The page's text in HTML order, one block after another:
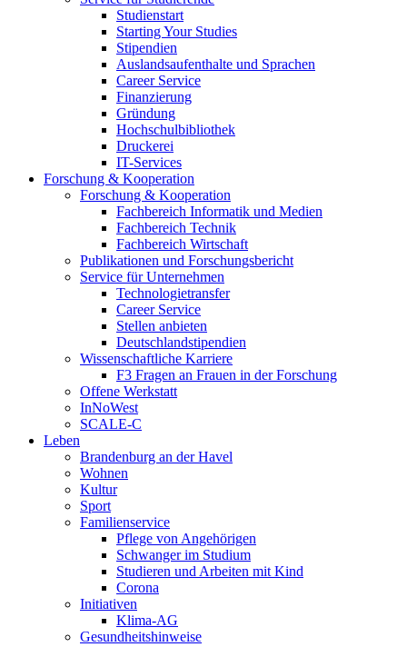
Studienstart
Starting Your Studies
Stipendien
Auslandsaufenthalte und Sprachen
Career Service
Finanzierung
Gründung
Hochschulbibliothek
Druckerei
IT-Services
Forschung & Kooperation
Forschung & Kooperation
Fachbereich Informatik und Medien
Fachbereich Technik
Fachbereich Wirtschaft
Publikationen und Forschungsbericht
Service für Unternehmen
Technologietransfer
Career Service
Stellen anbieten
Deutschlandstipendien
Wissenschaftliche Karriere
F3 Fragen an Frauen in der Forschung
Offene Werkstatt
InNoWest
SCALE-C
Leben
Brandenburg an der Havel
Wohnen
Kultur
Sport
Familienservice
Pflege von Angehörigen
Schwanger im Studium
Studieren und Arbeiten mit Kind
Corona
Initiativen
Klima-AG
Gesundheitshinweise